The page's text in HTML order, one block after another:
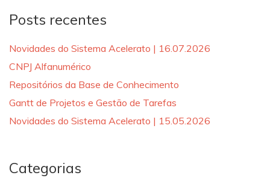
Posts recentes
Novidades do Sistema Acelerato | 16.07.2026
CNPJ Alfanumérico
Repositórios da Base de Conhecimento
Gantt de Projetos e Gestão de Tarefas
Novidades do Sistema Acelerato | 15.05.2026
Categorias